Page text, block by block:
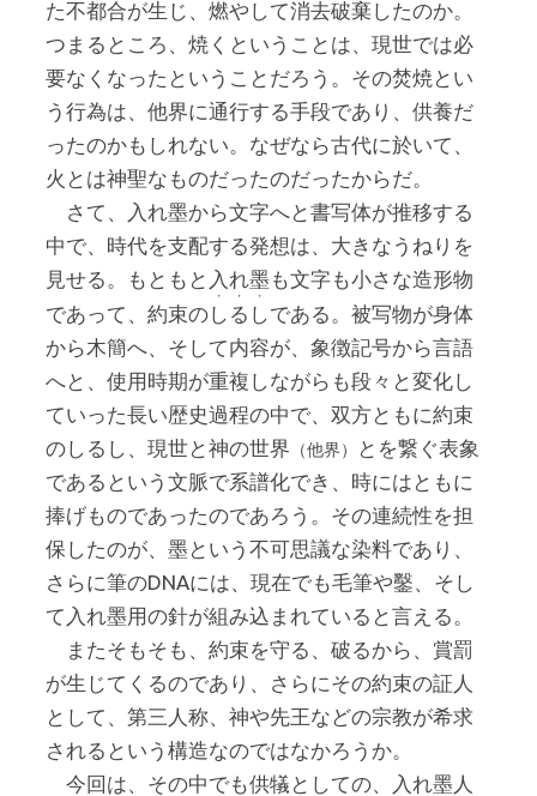
た不都合が生じ、燃やして消去破棄したのか。
つまるところ、焼くということは、現世では必
要なくなったということだろう。その焚焼とい
う行為は、他界に通行する手段であり、供養だ
ったのかもしれない。なぜなら古代に於いて、
火とは神聖なものだったのだったからだ。
さて、入れ墨から文字へと書写体が推移する
中で、時代を支配する発想は、大きなうねりを
見せる。もともと入れ墨も文字も小さな造形物
であって、約束のし
・
る
・
し
・
である。被写物が身体
から木簡へ、そして内容が、象徴記号から言語
へと、使用時期が重複しながらも段々と変化し
ていった長い歴史過程の中で、双方ともに約束
のしるし、現世と神の世界 （他界）
とを繋ぐ表象
であるという文脈で系譜化でき、時にはともに
捧げものであったのであろう。その連続性を担
保したのが、墨という不可思議な染料であり、
さらに筆のDNAには、現在でも毛筆や鑿、そし
て入れ墨用の針が組み込まれていると言える。
またそもそも、約束を守る、破るから、賞罰
が生じてくるのであり、さらにその約束の証人
として、第三人称、神や先王などの宗教が希求
されるという構造なのではなかろうか。
今回は、その中でも供犠としての、入れ墨人